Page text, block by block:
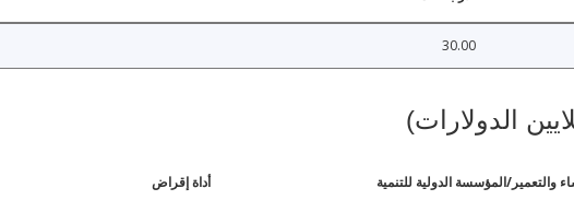
30.00
الدولارات)
والتعمير/المؤسسة الدولية للتنمية أداة إقراض